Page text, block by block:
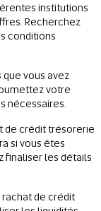
institutions
Recherchez
conditions
vous avez
votre
nécessaires.
de crédit trésorerie
si vous êtes
finaliser les détails
de crédit